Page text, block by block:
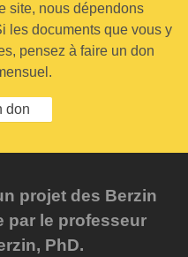
site, nous dépendons
les documents que vous y
pensez à faire un don
don
projet des Berzin
par le professeur
PhD.